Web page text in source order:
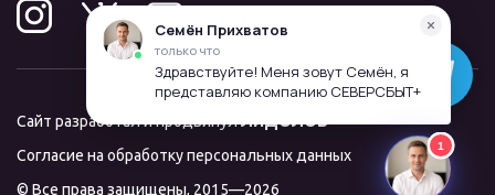
Сайт разработал и продвинулЛИДОЛОВ
Согласие на обработку персональных данных
© Все права защищены, 2015—2026